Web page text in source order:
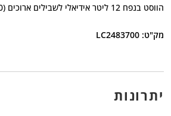
הווסט בנפח 12 ליטר אידיאלי לשבילים ארוכים (60 ק"מ+).
מק"ט: LC2483700
יתרונות